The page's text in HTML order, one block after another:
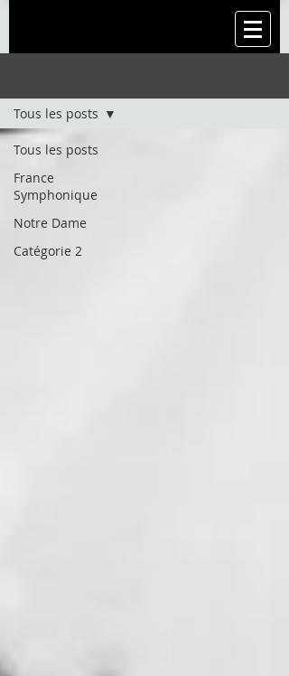
Tous les posts
France
Symphonique
Notre Dame
Catégorie 2
Tous les posts